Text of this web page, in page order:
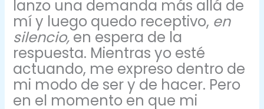
lanzo una demanda más allá de
mí y luego quedo receptivo, en
silencio, en espera de la
respuesta. Mientras yo esté
actuando, me expreso dentro de
mi modo de ser y de hacer. Pero
en el momento en que mi